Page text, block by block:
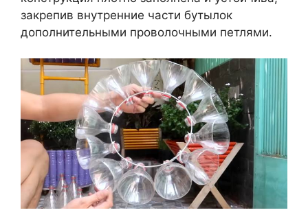
закрепив внутренние части бутылок
дополнительными проволочными петлями.